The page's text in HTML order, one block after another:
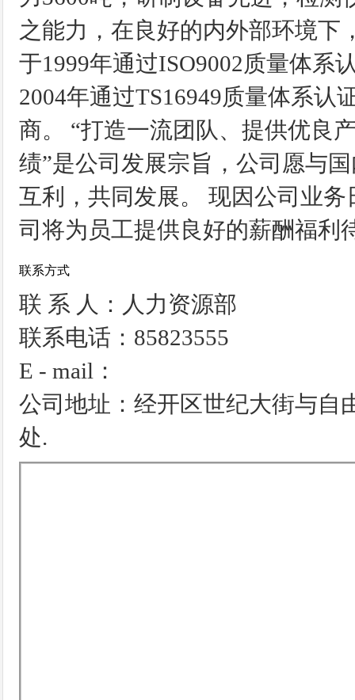
之能力，在良好的内外部环境下
于1999年通过ISO9002质量体系
2004年通过TS16949质量体系认
商。 “打造一流团队、提供优良
绩”是公司发展宗旨，公司愿与
互利，共同发展。 现因公司业
司将为员工提供良好的薪酬福利
联系方式
联 系 人：人力资源部
联系电话：85823555
E - mail：
公司地址：经开区世纪大街与自
处.